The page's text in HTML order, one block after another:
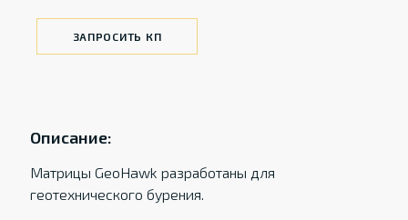
ЗАПРОСИТЬ КП
Описание:
Матрицы GeoHawk разработаны для
геотехнического бурения.